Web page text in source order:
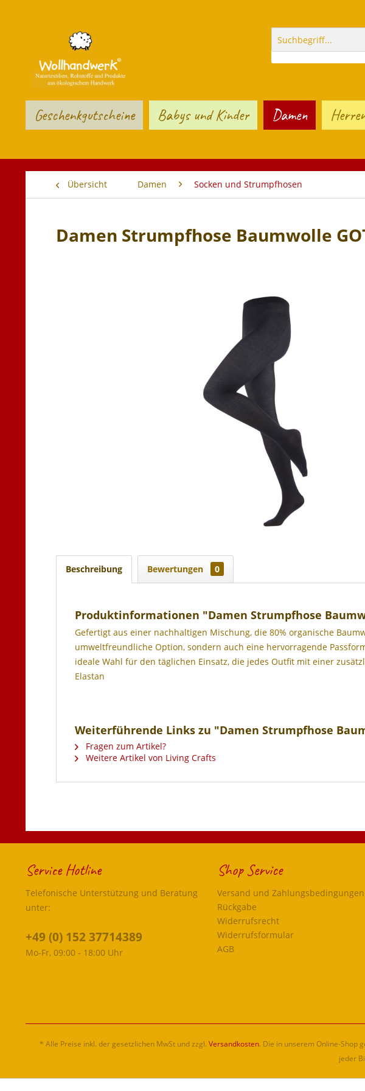
Geschenkgutscheine Babys und Kinder Damen
Übersicht Damen Socken und Strumpfhosen
Damen Strumpfhose Baumwolle
Beschreibung Bewertungen 0
Produktinformationen "Damen Strumpfhose
Gefertigt aus einer nachhaltigen Mischung, die 80% organische
umweltfreundliche Option, sondern auch eine hervorragende
ideale Wahl für den täglichen Einsatz, die jedes Outfit mit einer
Elastan
Weiterführende Links zu "Damen Strumpfhose
Fragen zum Artikel?
Weitere Artikel von Living Crafts
Service Hotline
Telefonische Unterstützung und Beratung
unter:
+49 (0) 152 37714389
Mo-Fr, 09:00 - 18:00 Uhr
Shop Service
Versand und Zahlungsbedingungen
Rückgabe
Widerrufsrecht
Widerrufsformular
AGB
* Alle Preise inkl. der gesetzlichen MwSt und zzgl. Versandkosten. Die in unserem Online-Shop
jeder